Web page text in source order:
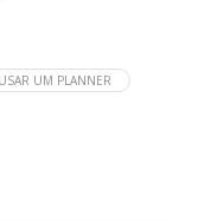
UM PLANNER